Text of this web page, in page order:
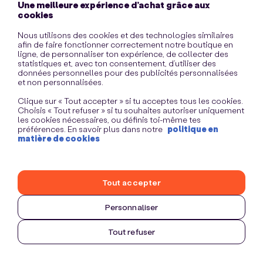
Une meilleure expérience d’achat grâce aux
cookies
Nous utilisons des cookies et des technologies similaires
afin de faire fonctionner correctement notre boutique en
ligne, de personnaliser ton expérience, de collecter des
statistiques et, avec ton consentement, d’utiliser des
données personnelles pour des publicités personnalisées
et non personnalisées.
Clique sur « Tout accepter » si tu acceptes tous les cookies.
Choisis « Tout refuser » si tu souhaites autoriser uniquement
les cookies nécessaires, ou définis toi-même tes
préférences. En savoir plus dans notre politique en
matière de cookies
Personnaliser
Tout refuser
Tout accepter